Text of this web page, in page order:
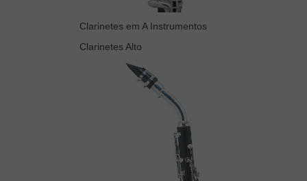
Clarinetes em A Instrumentos
Clarinetes Alto